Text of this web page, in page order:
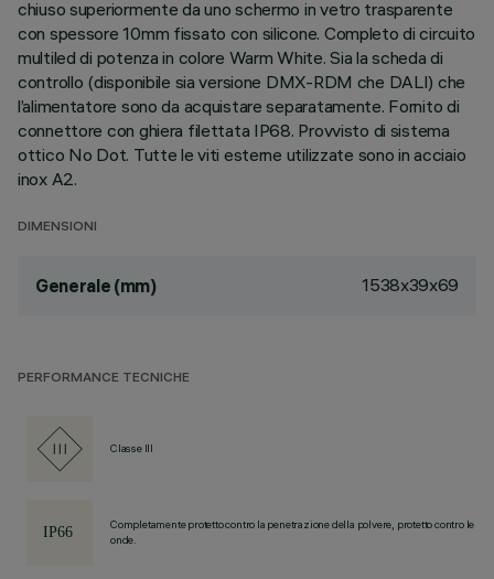
chiuso superiormente da uno schermo in vetro trasparente
con spessore 10mm fissato con silicone. Completo di circuito
multiled di potenza in colore Warm White. Sia la scheda di
controllo (disponibile sia versione DMX-RDM che DALI) che
l’alimentatore sono da acquistare separatamente. Fornito di
connettore con ghiera filettata IP68. Provvisto di sistema
ottico No Dot. Tutte le viti esterne utilizzate sono in acciaio
inox A2.
DIMENSIONI
Generale (mm) 1538x39x69
PERFORMANCE TECNICHE
Classe III
Completamente protetto contro la penetrazione della polvere, protetto contro le
onde.